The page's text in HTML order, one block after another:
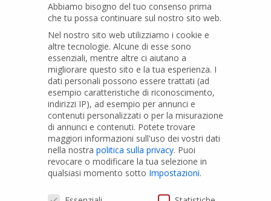
16015 Casella (GE) – Italy
01079200299
PRODOTTI
Tubi PVC
Raccordi PVC
Tubi e Raccordi in PVC-A
Pozzi Artesiani
Abbiamo bisogno del tuo consenso prima
che tu possa continuare sul nostro sito web.
Nel nostro sito web utilizziamo i cookie e
altre tecnologie. Alcune di esse sono
essenziali, mentre altre ci aiutano a
migliorare questo sito e la tua esperienza. I
dati personali possono essere trattati (ad
esempio caratteristiche di riconoscimento,
indirizzi IP), ad esempio per annunci e
contenuti personalizzati o per la misurazione
di annunci e contenuti. Potete trovare
maggiori informazioni sull'uso dei vostri dati
nella nostra politica sulla privacy. Puoi
revocare o modificare la tua selezione in
qualsiasi momento sotto Impostazioni.
Preferenze Privacy